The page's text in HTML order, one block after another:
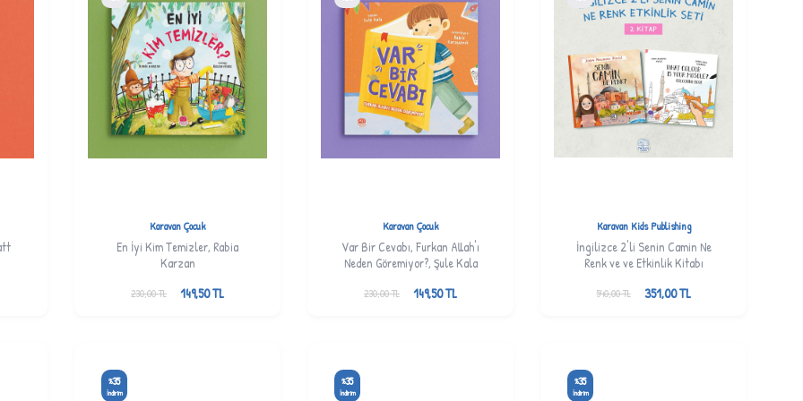
Karavan Çocuk
En İyi Kim Temizler, Rabia
Karzan
230,00TL 149,50TL
Karavan Çocuk
Var Bir Cevabı, Furkan Allah'ı
Neden Göremiyor?, Şule Kala
230,00TL 149,50TL
Karavan Kids Publishing
İngilizce 2'li Senin Camin Ne
Renk ve ve Etkinlik Kitabı
540,00TL 351,00TL
%35
İndirim
%35
İndirim
%35
İndirim